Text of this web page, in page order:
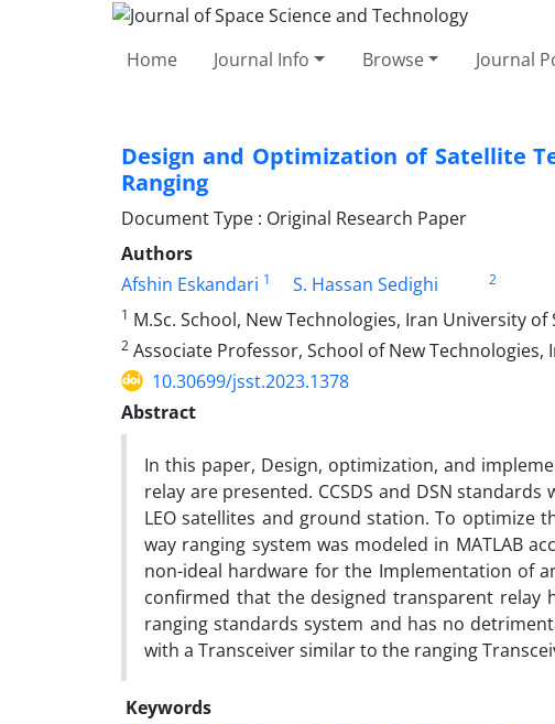
Home Journal Info Browse Journal
Design and Optimization of Satellite
Ranging
Document Type : Original Research Paper
Authors
Afshin Eskandari 1 S. Hassan Sedighi
2
1 M.Sc. School, New Technologies, Iran University
2 Associate Professor, School of New
10.30699/jsst.2023.1378
Abstract
In this paper, Design, optimization, and
relay are presented. CCSDS and DSN
LEO satellites and ground station. To
way ranging system was modeled in MATLAB
non-ideal hardware for the Implementation of
confirmed that the designed transparent relay
ranging standards system and has no
with a Transceiver similar to the ranging
Keywords